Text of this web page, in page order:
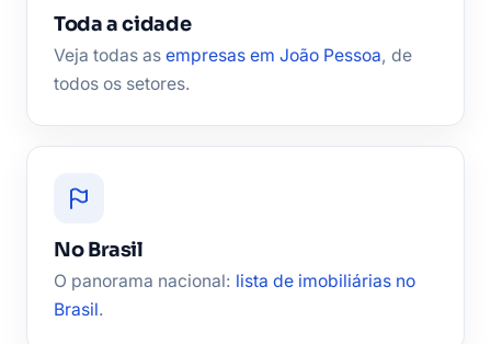
Toda a cidade
Veja todas as empresas em João Pessoa, de
todos os setores.
No Brasil
O panorama nacional: lista de imobiliárias no
Brasil.